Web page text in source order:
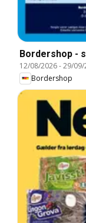
Bordershop -
12/08/2026-29/09/
Bordershop